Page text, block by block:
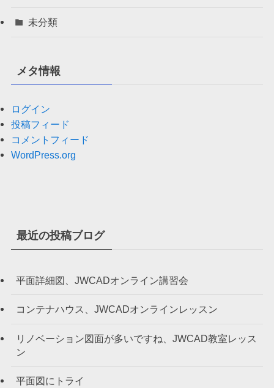
未分類
メタ情報
ログイン
投稿フィード
コメントフィード
WordPress.org
最近の投稿ブログ
平面詳細図、JWCADオンライン講習会
コンテナハウス、JWCADオンラインレッスン
リノベーション図面が多いですね、JWCAD教室レッス
ン
平面図にトライ